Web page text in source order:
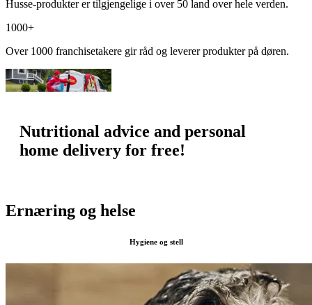
Husse-produkter er tilgjengelige i over 50 land over hele verden.
1000+
Over 1000 franchisetakere gir råd og leverer produkter på døren.
Nutritional advice and personal
home delivery for free!
Ernæring og helse
Hygiene og stell